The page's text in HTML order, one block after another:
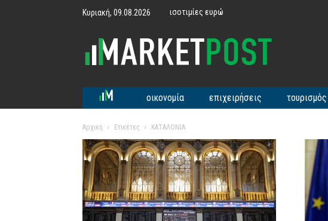
Κυριακή, 09.08.2026 ισοτιμίες ευρώ
οικονομία επιχειρήσεις τουρισμός
Αρχική Ετικέτες ΚΑΤΑΛΟΝΙΑ